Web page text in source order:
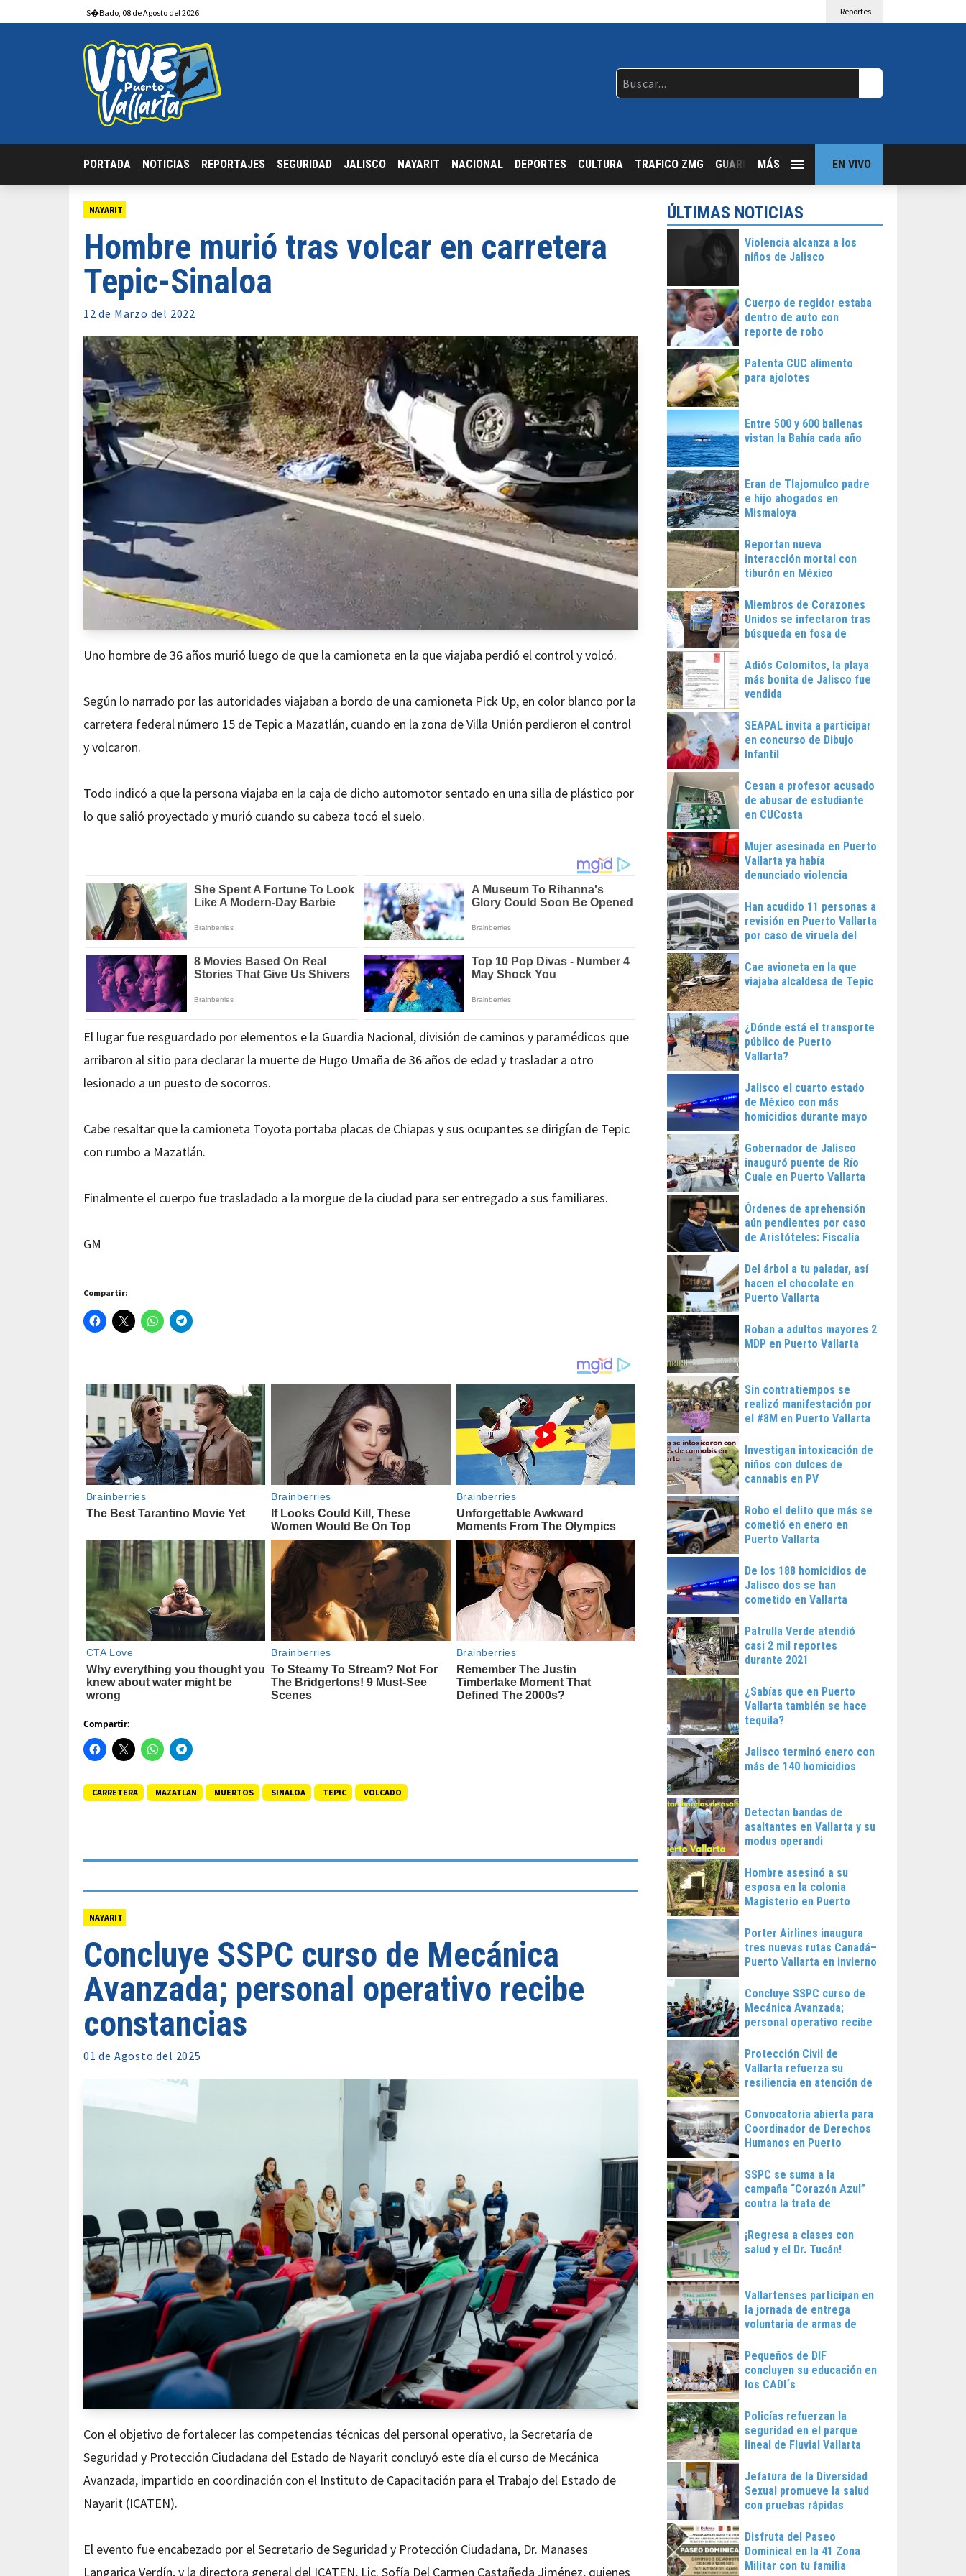
S�bado, 08 deAgosto del 2026 Reportes
PORTADA NOTICIAS REPORTAJES SEGURIDAD JALISCO NAYARIT NACIONAL DEPORTES CULTURA TRAFICO ZMG GUARDIA NOCTURNA GUADALAJARA FOLLOW
MÁS EN VIVO
NAYARIT
Hombre murió tras volcar en carretera
Tepic-Sinaloa
12 de Marzo del 2022
Uno hombre de 36 años murió luego de que la camioneta en la que viajaba perdió el control y volcó.
Según lo narrado por las autoridades viajaban a bordo de una camioneta Pick Up, en color blanco por la
carretera federal número 15 de Tepic a Mazatlán, cuando en la zona de Villa Unión perdieron el control
y volcaron.
Todo indicó a que la persona viajaba en la caja de dicho automotor sentado en una silla de plástico por
lo que salió proyectado y murió cuando su cabeza tocó el suelo.
El lugar fue resguardado por elementos e la Guardia Nacional, división de caminos y paramédicos que
arribaron al sitio para declarar la muerte de Hugo Umaña de 36 años de edad y trasladar a otro
lesionado a un puesto de socorros.
Cabe resaltar que la camioneta Toyota portaba placas de Chiapas y sus ocupantes se dirigían de Tepic
con rumbo a Mazatlán.
Finalmente el cuerpo fue trasladado a la morgue de la ciudad para ser entregado a sus familiares.
GM
Compartir:
Compartir:
CARRETERA MAZATLAN MUERTOS SINALOA TEPIC VOLCADO
NAYARIT
Concluye SSPC curso de Mecánica
Avanzada; personal operativo recibe
constancias
01 de Agosto del 2025
Con el objetivo de fortalecer las competencias técnicas del personal operativo, la Secretaría de
Seguridad y Protección Ciudadana del Estado de Nayarit concluyó este día el curso de Mecánica
Avanzada, impartido en coordinación con el Instituto de Capacitación para el Trabajo del Estado de
Nayarit (ICATEN).
El evento fue encabezado por el Secretario de Seguridad y Protección Ciudadana, Dr. Manases
Langarica Verdín, y la directora general del ICATEN, Lic. Sofía Del Carmen Castañeda Jiménez, quienes
ÚLTIMAS NOTICIAS
Violencia alcanza a los
niños de Jalisco
Cuerpo de regidor estaba
dentro de auto con
reporte de robo
Patenta CUC alimento
para ajolotes
Entre 500 y 600 ballenas
vistan la Bahía cada año
Eran de Tlajomulco padre
e hijo ahogados en
Mismaloya
Reportan nueva
interacción mortal con
tiburón en México
Miembros de Corazones
Unidos se infectaron tras
búsqueda en fosa de
Adiós Colomitos, la playa
más bonita de Jalisco fue
vendida
SEAPAL invita a participar
en concurso de Dibujo
Infantil
Cesan a profesor acusado
de abusar de estudiante
en CUCosta
Mujer asesinada en Puerto
Vallarta ya había
denunciado violencia
Han acudido 11 personas a
revisión en Puerto Vallarta
por caso de viruela del
Cae avioneta en la que
viajaba alcaldesa de Tepic
¿Dónde está el transporte
público de Puerto
Vallarta?
Jalisco el cuarto estado
de México con más
homicidios durante mayo
Gobernador de Jalisco
inauguró puente de Río
Cuale en Puerto Vallarta
Órdenes de aprehensión
aún pendientes por caso
de Aristóteles: Fiscalía
Del árbol a tu paladar, así
hacen el chocolate en
Puerto Vallarta
Roban a adultos mayores 2
MDP en Puerto Vallarta
Sin contratiempos se
realizó manifestación por
el #8M en Puerto Vallarta
Investigan intoxicación de
niños con dulces de
cannabis en PV
Robo el delito que más se
cometió en enero en
Puerto Vallarta
De los 188 homicidios de
Jalisco dos se han
cometido en Vallarta
Patrulla Verde atendió
casi 2 mil reportes
durante 2021
¿Sabías que en Puerto
Vallarta también se hace
tequila?
Jalisco terminó enero con
más de 140 homicidios
Detectan bandas de
asaltantes en Vallarta y su
modus operandi
Hombre asesinó a su
esposa en la colonia
Magisterio en Puerto
Porter Airlines inaugura
tres nuevas rutas Canadá–
Puerto Vallarta en invierno
Concluye SSPC curso de
Mecánica Avanzada;
personal operativo recibe
Protección Civil de
Vallarta refuerza su
resiliencia en atención de
Convocatoria abierta para
Coordinador de Derechos
Humanos en Puerto
SSPC se suma a la
campaña “Corazón Azul”
contra la trata de
¡Regresa a clases con
salud y el Dr. Tucán!
Vallartenses participan en
la jornada de entrega
voluntaria de armas de
Pequeños de DIF
concluyen su educación en
los CADI´s
Policías refuerzan la
seguridad en el parque
lineal de Fluvial Vallarta
Jefatura de la Diversidad
Sexual promueve la salud
con pruebas rápidas
Disfruta del Paseo
Dominical en la 41 Zona
Militar con tu familia